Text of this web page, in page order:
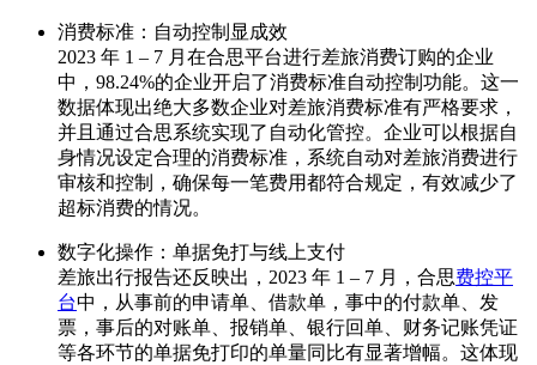
消费标准：自动控制显成效
2023 年 1 – 7 月在合思平台进行差旅消费订购的企业
中，98.24%的企业开启了消费标准自动控制功能。这一
数据体现出绝大多数企业对差旅消费标准有严格要求，
并且通过合思系统实现了自动化管控。企业可以根据自
身情况设定合理的消费标准，系统自动对差旅消费进行
审核和控制，确保每一笔费用都符合规定，有效减少了
超标消费的情况。
数字化操作：单据免打与线上支付
差旅出行报告还反映出，2023 年 1 – 7 月，合思费控平
台中，从事前的申请单、借款单，事中的付款单、发
票，事后的对账单、报销单、银行回单、财务记账凭证
等各环节的单据免打印的单量同比有显著增幅。这体现